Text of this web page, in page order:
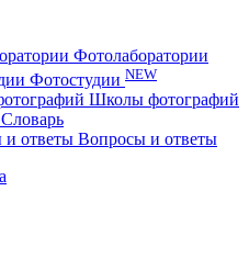
Фотолаборатории
Фотостудии NEW
Школы фотографий
Словарь
Вопросы и ответы